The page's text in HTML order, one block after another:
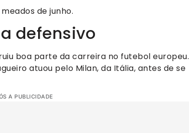
de junho.
defensivo
boa parte da carreira no futebol europeu.
atuou pelo Milan, da Itália, antes de se
A PUBLICIDADE